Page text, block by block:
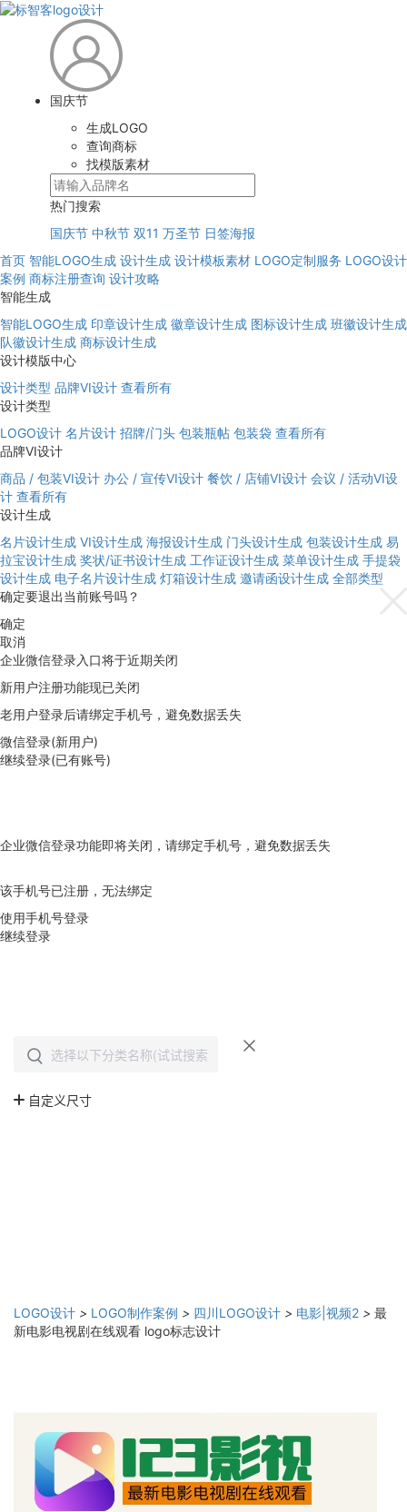
国庆节
生成LOGO
查询商标
找模版素材
热门搜索
国庆节 中秋节 双11 万圣节 日签海报
首页 智能LOGO生成 设计生成 设计模板素材 LOGO定制服务 LOGO设计
案例 商标注册查询 设计攻略
智能生成
智能LOGO生成 印章设计生成 徽章设计生成 图标设计生成 班徽设计生成
队徽设计生成 商标设计生成
设计模版中心
设计类型 品牌VI设计 查看所有
设计类型
LOGO设计 名片设计 招牌/门头 包装瓶帖 包装袋 查看所有
品牌VI设计
商品 / 包装VI设计 办公 / 宣传VI设计 餐饮 / 店铺VI设计 会议 / 活动VI设
计 查看所有
设计生成
名片设计生成 VI设计生成 海报设计生成 门头设计生成 包装设计生成 易
拉宝设计生成 奖状/证书设计生成 工作证设计生成 菜单设计生成 手提袋
设计生成 电子名片设计生成 灯箱设计生成 邀请函设计生成 全部类型
确定要退出当前账号吗？
确定
取消
企业微信登录入口将于近期关闭
新用户注册功能现已关闭
老用户登录后请绑定手机号，避免数据丢失
微信登录(新用户)
继续登录(已有账号)
企业微信登录功能即将关闭，请绑定手机号，避免数据丢失
该手机号已注册，无法绑定
使用手机号登录
继续登录
LOGO设计 > LOGO制作案例 > 四川LOGO设计 > 电影|视频2 > 最
新电影电视剧在线观看 logo标志设计